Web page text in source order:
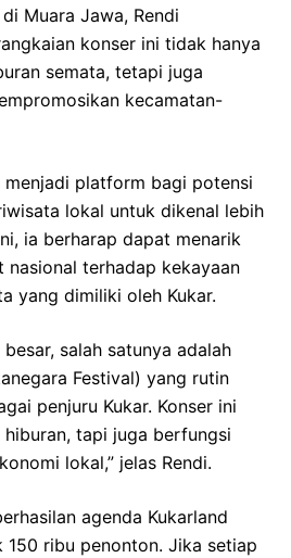
Muara Jawa, Rendi
konser ini tidak hanya
semata, tetapi juga
kecamatan-
menjadi platform bagi potensi
lokal untuk dikenal lebih
ia berharap dapat menarik
nasional terhadap kekayaan
yang dimiliki oleh Kukar.
salah satunya adalah
Festival) yang rutin
penjuru Kukar. Konser ini
tapi juga berfungsi
lokal,” jelas Rendi.
agenda Kukarland
150 ribu penonton. Jika setiap